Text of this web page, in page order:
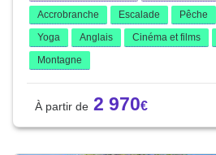
Accrobranche Escalade Pêche
Yoga
Anglais Cinéma et films
Montagne
2 970